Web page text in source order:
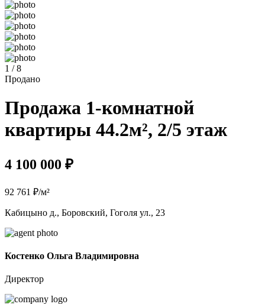
1 / 8
Продано
Продажа 1-комнатной
квартиры 44.2м², 2/5 этаж
4 100 000 ₽
92 761 ₽/м²
Кабицыно д., Боровский, Гоголя ул., 23
Костенко Ольга Владимировна
Директор